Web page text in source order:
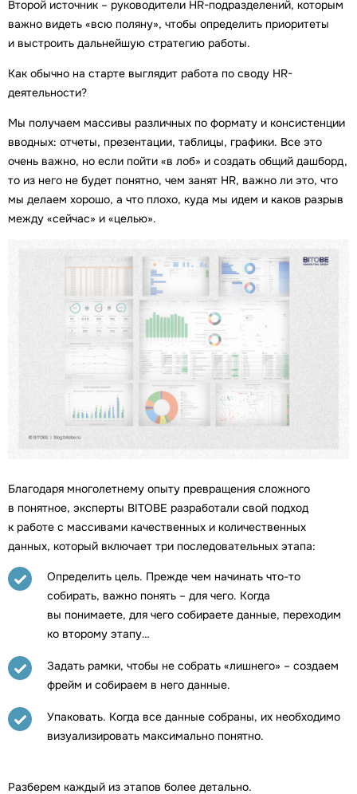
Второй источник – руководители HR-подразделений, которым
важно видеть «всю поляну», чтобы определить приоритеты
и выстроить дальнейшую стратегию работы.
Как обычно на старте выглядит работа по своду HR-
деятельности?
Мы получаем массивы различных по формату и консистенции
вводных: отчеты, презентации, таблицы, графики. Все это
очень важно, но если пойти «в лоб» и создать общий дашборд,
то из него не будет понятно, чем занят HR, важно ли это, что
мы делаем хорошо, а что плохо, куда мы идем и каков разрыв
между «сейчас» и «целью».
Благодаря многолетнему опыту превращения сложного
в понятное, эксперты BITOBE разработали свой подход
к работе с массивами качественных и количественных
данных, который включает три последовательных этапа:
Определить цель. Прежде чем начинать что-то
собирать, важно понять – для чего. Когда
вы понимаете, для чего собираете данные, переходим
ко второму этапу…
Задать рамки, чтобы не собрать «лишнего» – создаем
фрейм и собираем в него данные.
Упаковать. Когда все данные собраны, их необходимо
визуализировать максимально понятно.
Разберем каждый из этапов более детально.